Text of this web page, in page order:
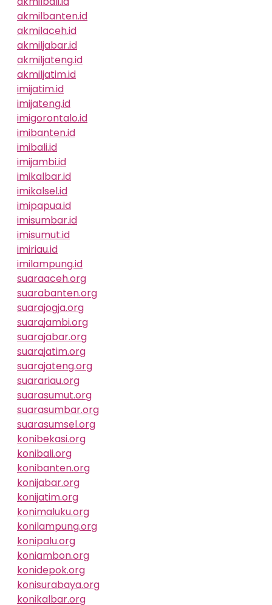
akmilbanten.id
akmilaceh.id
akmiljabar.id
akmiljateng.id
akmiljatim.id
imijatim.id
imijateng.id
imigorontalo.id
imibanten.id
imibali.id
imijambi.id
imikalbar.id
imikalsel.id
imipapua.id
imisumbar.id
imisumut.id
imiriau.id
imilampung.id
suaraaceh.org
suarabanten.org
suarajogja.org
suarajambi.org
suarajabar.org
suarajatim.org
suarajateng.org
suarariau.org
suarasumut.org
suarasumbar.org
suarasumsel.org
konibekasi.org
konibali.org
konibanten.org
konijabar.org
konijatim.org
konimaluku.org
konilampung.org
konipalu.org
koniambon.org
konidepok.org
konisurabaya.org
konikalbar.org